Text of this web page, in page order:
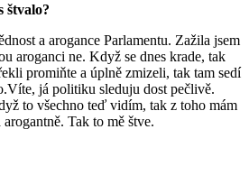
štvalo?
a arogance Parlamentu. Zažila jsem
aroganci ne. Když se dnes krade, tak
promiňte a úplně zmizeli, tak tam sedí
já politiku sleduju dost pečlivě.
to všechno teď vidím, tak z toho mám
Tak to mě štve.